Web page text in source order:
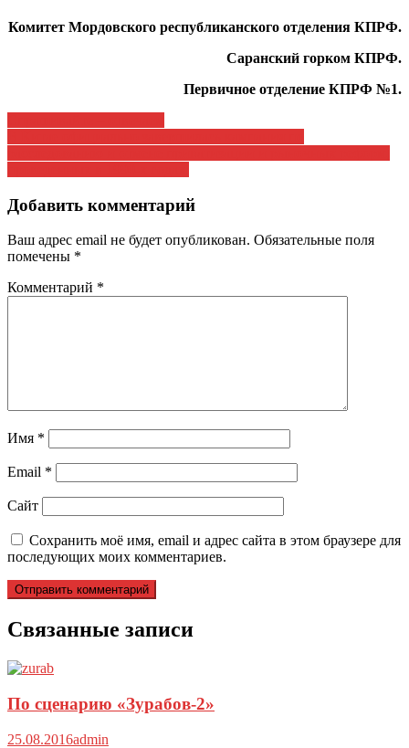
Комитет Мордовского республиканского отделения КПРФ.
Саранский горком КПРФ.
Первичное отделение КПРФ №1.
Навигация
по
записям
Добавить комментарий
Ваш адрес email не будет опубликован. Обязательные поля
помечены *
Комментарий *
Имя *
Email *
Сайт
Сохранить моё имя, email и адрес сайта в этом браузере для
последующих моих комментариев.
Связанные записи
По сценарию «Зурабов-2»
25.08.2016admin